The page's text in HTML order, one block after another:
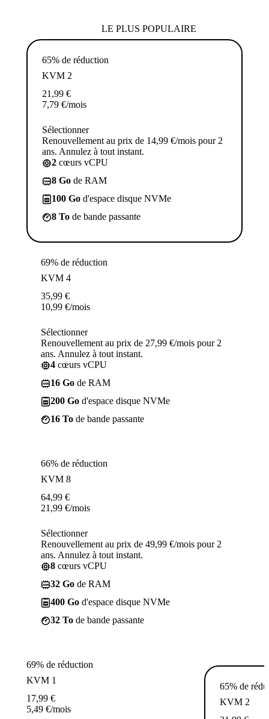
LE PLUS POPULAIRE
65% de réduction
KVM 2
21,99 €
7,79 €/mois
Sélectionner
Renouvellement au prix de 14,99 €/mois pour 2
ans. Annulez à tout instant.
2 cœurs vCPU
8 Go de RAM
100 Go d'espace disque NVMe
8 To de bande passante
69% de réduction
KVM 4
35,99 €
10,99 €/mois
Sélectionner
Renouvellement au prix de 27,99 €/mois pour 2
ans. Annulez à tout instant.
4 cœurs vCPU
16 Go de RAM
200 Go d'espace disque NVMe
16 To de bande passante
66% de réduction
KVM 8
64,99 €
21,99 €/mois
Sélectionner
Renouvellement au prix de 49,99 €/mois pour 2
ans. Annulez à tout instant.
8 cœurs vCPU
32 Go de RAM
400 Go d'espace disque NVMe
32 To de bande passante
69% de réduction
KVM 1
17,99 €
5,49 €/mois
65% de
KVM 2